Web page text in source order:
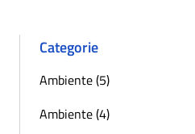
Categorie
Ambiente (5)
Ambiente (4)